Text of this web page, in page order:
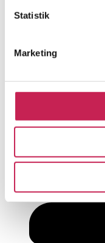
Statistik
Marketing